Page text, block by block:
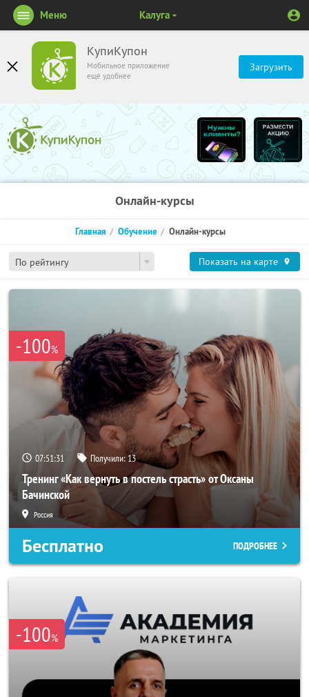
КупиКупон
Мобильное приложение
ещё удобнее
Загрузить
Меню Калуга
Онлайн-курсы
По рейтингу
Главная Обучение Онлайн-курсы
Показать на карте
-100%
07:51:29 Получили: 13
Тренинг «Как вернуть в постель страсть» от Оксаны
Бачинской
Россия
Бесплатно ПОДРОБНЕЕ
-100%